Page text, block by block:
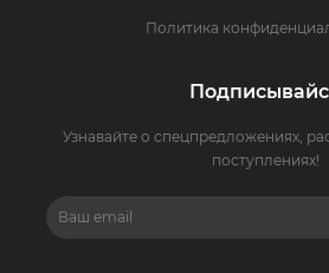
Политика
Узнавайте о спецпредложениях,
поступлениях!